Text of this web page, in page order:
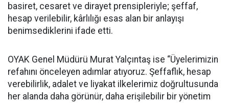
basiret, cesaret ve dirayet prensipleriyle; şeffaf,
hesap verilebilir, kârlılığı esas alan bir anlayışı
benimsediklerini ifade etti.
OYAK Genel Müdürü Murat Yalçıntaş ise “Üyelerimizin
refahını önceleyen adımlar atıyoruz. Şeffaflık, hesap
verebilirlik, adalet ve liyakat ilkelerimiz doğrultusunda
her alanda daha görünür, daha erişilebilir bir yönetim